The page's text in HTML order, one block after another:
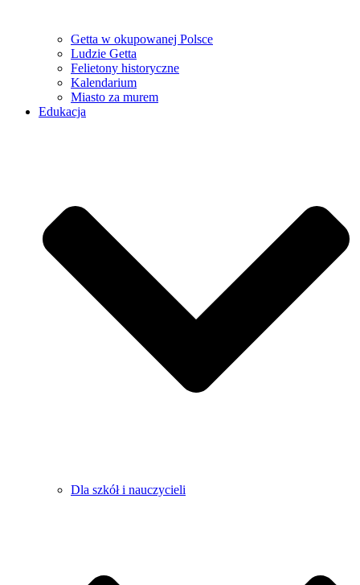
Getta w okupowanej Polsce
Ludzie Getta
Felietony historyczne
Kalendarium
Miasto za murem
Edukacja
Dla szkół i nauczycieli